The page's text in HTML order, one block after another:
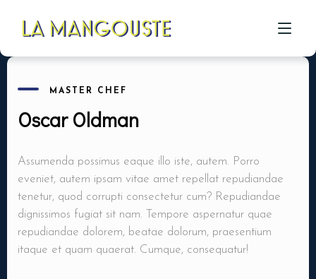
CÔTÉ PIZZA
CÔTÉ BAR
A PROPOS
GALERIE
MASTER CHEF
Oscar Oldman
Assumenda possimus eaque illo iste, autem. Porro
eveniet, autem ipsam vitae amet repellat repudiandae
tenetur, quod corrupti consectetur cum? Repudiandae
dignissimos fugiat sit nam. Tempore aspernatur quae
repudiandae dolorem, beatae dolorum, praesentium
itaque et quam quaerat. Cumque, consequatur!